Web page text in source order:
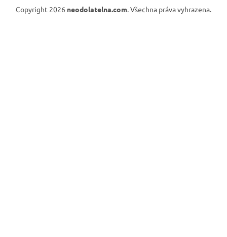
Copyright 2026 neodolatelna.com. Všechna práva vyhrazena.